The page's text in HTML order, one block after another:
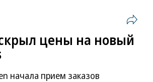
цены на новый
начала прием заказов